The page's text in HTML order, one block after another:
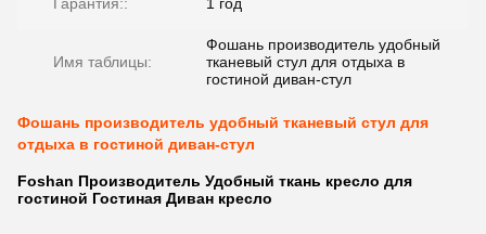
Имя таблицы:
Фошань производитель удобный
тканевый стул для отдыха в
гостиной диван-стул
Фошань производитель удобный тканевый стул для
отдыха в гостиной диван-стул
Foshan Производитель Удобный ткань кресло для
гостиной Гостиная Диван кресло